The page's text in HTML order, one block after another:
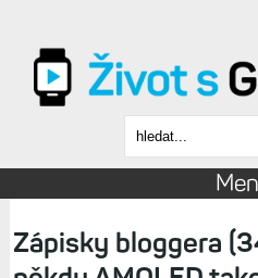
Zápisky bloggera